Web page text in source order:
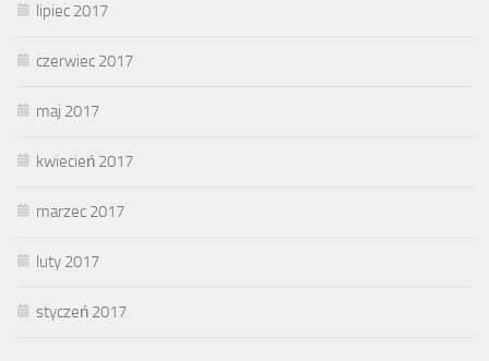
lipiec 2017
czerwiec 2017
maj 2017
kwiecień 2017
marzec 2017
luty 2017
styczeń 2017